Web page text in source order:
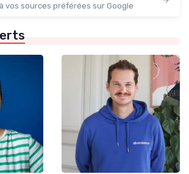
vos sources préférées sur Google